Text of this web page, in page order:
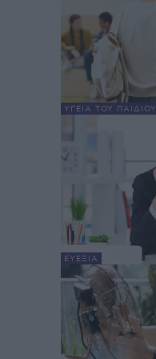
ΥΓΕΊΑ ΤΟΥ ΠΑΙΔΙΟΎ
ΕΥΕΞΊΑ